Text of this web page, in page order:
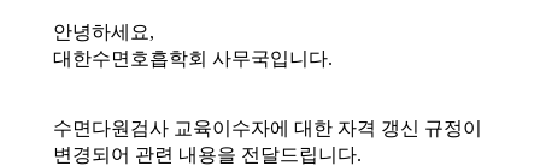
안녕하세요,
대한수면호흡학회 사무국입니다.
수면다원검사 교육이수자에 대한 자격 갱신 규정이
변경되어 관련 내용을 전달드립니다.